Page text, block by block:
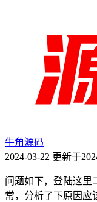
牛角源码
2024-03-22 更新于
问题如下，登陆这里
常，分析了下原因应